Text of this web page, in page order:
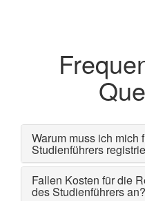
Warum muss ich mich
Studienführers
Fallen Kosten für die
des Studienführers an?